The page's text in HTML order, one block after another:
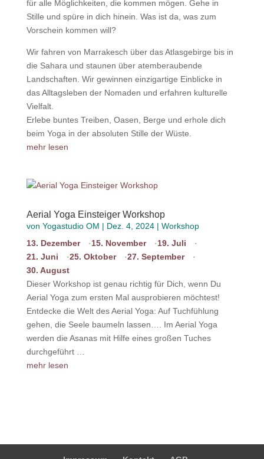
für alle Möglichkeiten, die kommen mögen. Gehe in
Stille und spüre in dich hinein. Was ist da, was zum
Vorschein kommen will?
Wir fahren von Marrakesch über das Atlasgebirge bis in
die Sahara und staunen über atemberaubende
Landschaften. Wir gewinnen einzigartige Einblicke in
das Alltagsleben der Nomaden und erfahren kulturelle
Vielfalt.
Erlebe buntes Treiben, Oasen, Berge und erhole dich
beim Yoga in der absoluten Stille der Wüste.
mehr lesen
Aerial Yoga Einsteiger Workshop
von Yogastudio OM | Dez. 4, 2024| Workshop
13. Dezember
15. November
19. Juli
21. Juni
25. Oktober
27. September
30. August
Dieser Workshop ist genau richtig für Dich, wenn Du
Aerial Yoga zum ersten Mal ausprobieren möchtest!
Entdecke die Welt des Aerial Yoga: Auf Tuchfühlung
gehen, die Seele baumeln lassen…. Im Aerial Yoga
werden die Asanas mit Hilfe eines großen Tuches
durchgeführt …
mehr lesen